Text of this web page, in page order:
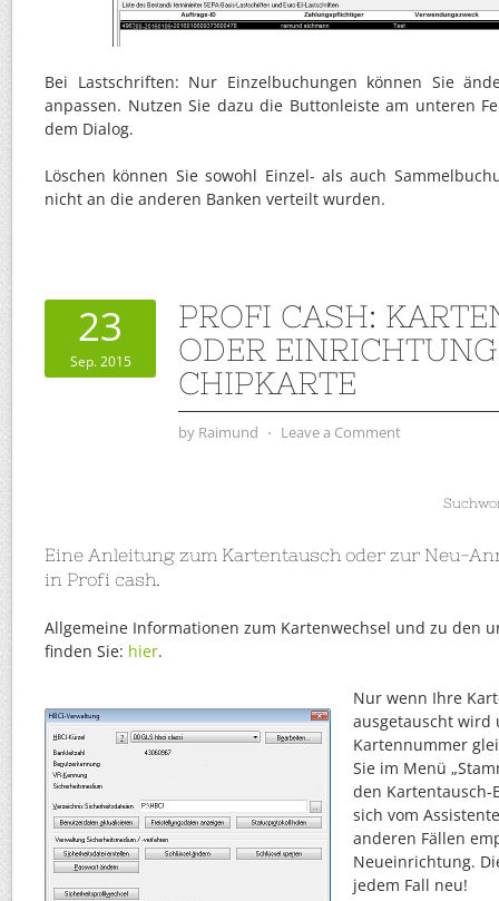
Bei Lastschriften: Nur Einzelbuchungen können Sie
anpassen. Nutzen Sie dazu die Buttonleiste am unteren
dem Dialog.
Löschen können Sie sowohl Einzel- als auch
nicht an die anderen Banken verteilt wurden.
23
Sep. 2015
PROFI CASH:
ODER
CHIPKARTE
by Raimund ⋅ Leave a Comment
Eine Anleitung zum Kartentausch oder zur Neu-
in Profi cash.
Allgemeine Informationen zum Kartenwechsel und zu den
finden Sie: hier.
Nur wenn Ihre
ausgetauscht wird
Kartennummer
Sie im Menü
den Kartentausch-
sich vom
anderen Fällen
Neueinrichtung.
jedem Fall neu!